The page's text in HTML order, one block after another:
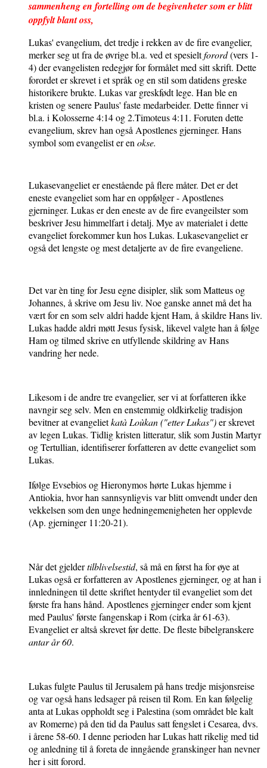
sammenheng en fortelling om de begivenheter som er blitt
oppfylt blant oss,
Lukas' evangelium, det tredje i rekken av de fire evangelier,
merker seg ut fra de øvrige bl.a. ved et spesieltforord(vers 1-
4) der evangelisten redegjør for formålet med sitt skrift. Dette
forordet er skrevet i et språk og en stil som datidens greske
historikere brukte. Lukas var greskfødt lege. Han ble en
kristen og senere Paulus' faste medarbeider. Dette finner vi
bl.a. i Kolosserne 4:14 og 2.Timoteus 4:11. Foruten dette
evangelium, skrev han også Apostlenes gjerninger. Hans
symbol som evangelist er en okse.
Lukasevangeliet er enestående på flere måter. Det er det
eneste evangeliet som har en oppfølger - Apostlenes
gjerninger. Lukas er den eneste av de fire evangeilster som
beskriver Jesu himmelfart i detalj. Mye av materialet i dette
evangeliet forekommer kun hos Lukas. Lukasevangeliet er
også det lengste og mest detaljerte av de fire evangeliene.
Det var èn ting for Jesu egne disipler, slik som Matteus og
Johannes, å skrive om Jesu liv. Noe ganske annet må det ha
vært for en som selv aldri hadde kjent Ham, å skildre Hans liv.
Lukas hadde aldri møtt Jesus fysisk, likevel valgte han å følge
Ham og tilmed skrive en utfyllende skildring av Hans
vandring her nede.
Likesom i de andre tre evangelier, ser vi at forfatteren ikke
navngir seg selv. Men en enstemmig oldkirkelig tradisjon
bevitner at evangelietkatà Loùkan ("etter Lukas")er skrevet
av legen Lukas. Tidlig kristen litteratur, slik som Justin Martyr
og Tertullian, identifiserer forfatteren av dette evangeliet som
Lukas.
Ifølge Evsebios og Hieronymos hørte Lukas hjemme i
Antiokia, hvor han sannsynligvis var blitt omvendt under den
vekkelsen som den unge hedningemenigheten her opplevde
(Ap. gjerninger 11:20-21).
Når det gjeldertilblivelsestid, så må en først ha for øye at
Lukas også er forfatteren av Apostlenes gjerninger, og at han i
innledningen til dette skriftet hentyder til evangeliet som det
første fra hans hånd. Apostlenes gjerninger ender som kjent
med Paulus' første fangenskap i Rom (cirka år 61-63).
Evangeliet er altså skrevet før dette. De fleste bibelgranskere
antar år 60.
Lukas fulgte Paulus til Jerusalem på hans tredje misjonsreise
og var også hans ledsager på reisen til Rom. En kan følgelig
anta at Lukas oppholdt seg i Palestina (som området ble kalt
av Romerne) på den tid da Paulus satt fengslet i Cesarea, dvs.
i årene 58-60. I denne perioden har Lukas hatt rikelig med tid
og anledning til å foreta de inngående granskinger han nevner
her i sitt forord.